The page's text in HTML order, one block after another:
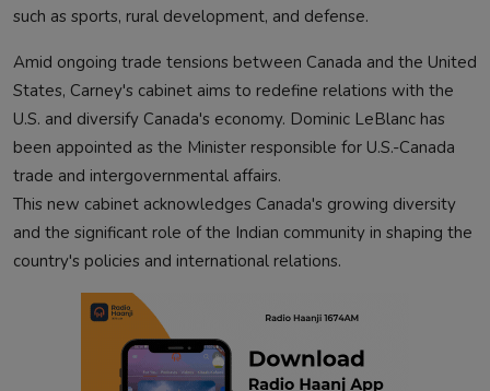
such as sports, rural development, and defense.
Amid ongoing trade tensions between Canada and the United
States, Carney's cabinet aims to redefine relations with the
U.S. and diversify Canada's economy. Dominic LeBlanc has
been appointed as the Minister responsible for U.S.-Canada
trade and intergovernmental affairs.
This new cabinet acknowledges Canada's growing diversity
and the significant role of the Indian community in shaping the
country's policies and international relations.